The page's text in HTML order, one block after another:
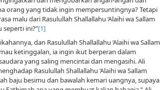
orang yang tidak ingin mempersuntingnya? Tetapi
malu dari Rasulullah Shallallahu ‘Alaihi wa Sallam
seperti ini?”[1]
dan Rasulullah Shallallahu ‘Alaihi wa Sallam
ketinggalan, ia ingin ikut berperan dalam
yang saling mencintai dan mengasihi. Ali
Rasulullah Shallallahu ‘Alaihi wa Sallam
baju besimu dan bawalah kemari uangnya, supaya